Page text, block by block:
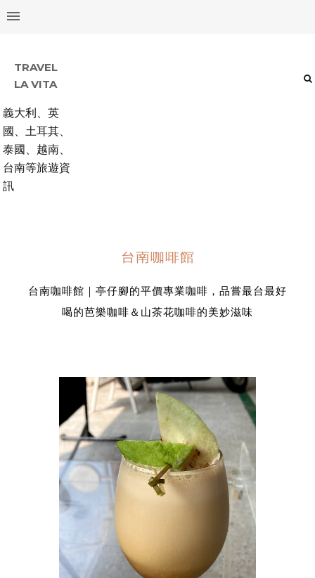
TRAVEL
LA VITA
義大利、英
國、土耳其、
泰國、越南、
台南等旅遊資
訊
台南咖啡館
台南咖啡館｜亭仔腳的平價專業咖啡，品嘗最台最好
喝的芭樂咖啡＆山茶花咖啡的美妙滋味